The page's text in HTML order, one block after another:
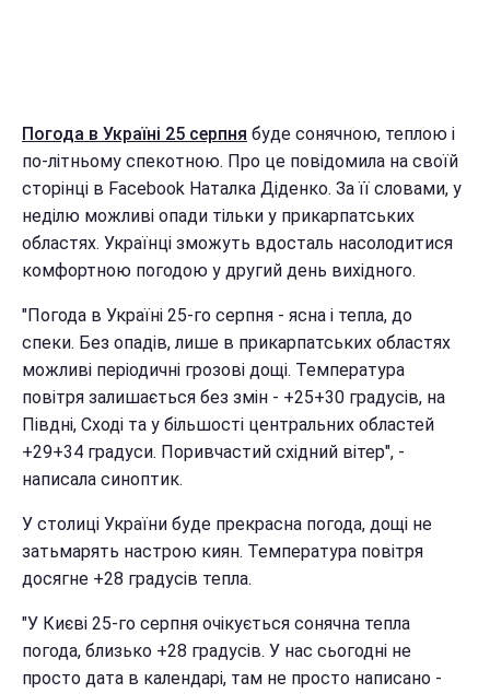
Погода в Україні 25 серпня буде сонячною, теплою і
по-літньому спекотною. Про це повідомила на своїй
сторінці в Facebook Наталка Діденко. За її словами, у
неділю можливі опади тільки у прикарпатських
областях. Українці зможуть вдосталь насолодитися
комфортною погодою у другий день вихідного.
"Погода в Україні 25-го серпня - ясна і тепла, до
спеки. Без опадів, лише в прикарпатських областях
можливі періодичні грозові дощі. Температура
повітря залишається без змін - +25+30 градусів, на
Півдні, Сході та у більшості центральних областей
+29+34 градуси. Поривчастий східний вітер", -
написала синоптик.
У столиці України буде прекрасна погода, дощі не
затьмарять настрою киян. Температура повітря
досягне +28 градусів тепла.
"У Києві 25-го серпня очікується сонячна тепла
погода, близько +28 градусів. У нас сьогодні не
просто дата в календарі, там не просто написано -